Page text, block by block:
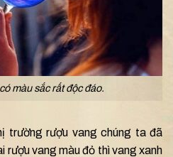
màu sắc rất độc đáo.
trường rượu vang chúng ta đã
rượu vang màu đỏ thì vang xanh